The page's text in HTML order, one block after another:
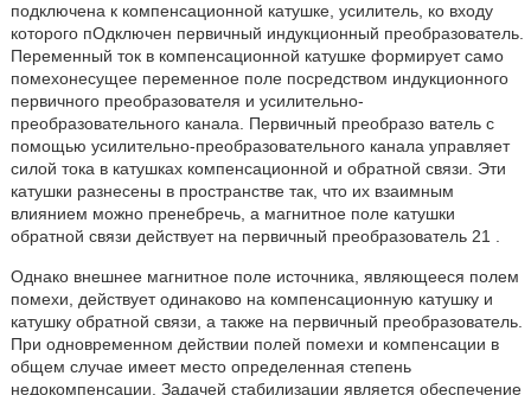
подключена к компенсационной катушке, усилитель, ко входу
которого пОдключен первичный индукционный преобразователь.
Переменный ток в компенсационной катушке формирует само
помехонесущее переменное поле посредством индукционного
первичного преобразователя и усилительно-
преобразовательного канала. Первичный преобразо ватель с
помощью усилительно-преобразовательного канала управляет
силой тока в катушках компенсационной и обратной связи. Эти
катушки разнесены в пространстве так, что их взаимным
влиянием можно пренебречь, а магнитное поле катушки
обратной связи действует на первичный преобразователь 21 .
Однако внешнее магнитное поле источника, являющееся полем
помехи, действует одинаково на компенсационную катушку и
катушку обратной связи, а также на первичный преобразователь.
При одновременном действии полей помехи и компенсации в
общем случае имеет место определенная степень
недокомпенсации. Задачей стабилизации является обеспечение